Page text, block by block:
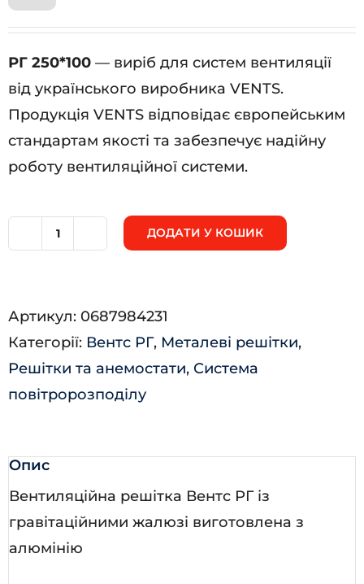
РГ 250*100 — виріб для систем вентиляції
від українського виробника VENTS.
Продукція VENTS відповідає європейським
стандартам якості та забезпечує надійну
роботу вентиляційної системи.
ДОДАТИ У КОШИК
Артикул: 0687984231
Категорії: Вентс РГ, Металеві решітки,
Решітки та анемостати, Система
повітророзподілу
Опис
Вентиляційна решітка Вентс РГ із
гравітаційними жалюзі виготовлена з
алюмінію